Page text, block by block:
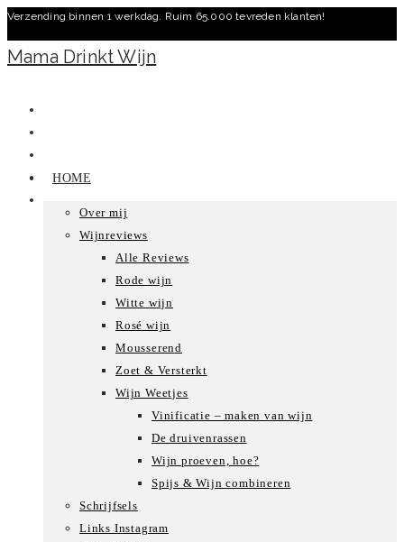
Ga
naar
inhoud
Verzending binnen 1 werkdag. Ruim 65.000 tevreden klanten!
Mama Drinkt Wijn
HOME
Over mij
Wijnreviews
Alle Reviews
Rode wijn
Witte wijn
Rosé wijn
Mousserend
Zoet & Versterkt
Wijn Weetjes
Vinificatie – maken van wijn
De druivenrassen
Wijn proeven, hoe?
Spijs & Wijn combineren
Schrijfsels
Links Instagram